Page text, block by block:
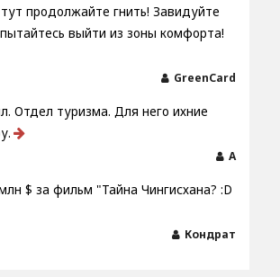
продолжайте гнить! Завидуйте
выйти из зоны комфорта!
GreenCard
Отдел туризма. Для него ихние
А
$ за фильм "Тайна Чингисхана? :D
Кондрат